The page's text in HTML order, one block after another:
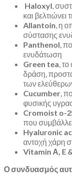
Haloxyl,
και
Allantoin, η
σύστασης
Panthenol,
ενυδάτωση
Green tea,
δράση,
των
Cucumber,
φυσικής
Cromoist o-
που
Hyaluronic
αντοχή χάρη
Vitamin Α, E
Ο συνδυασμός